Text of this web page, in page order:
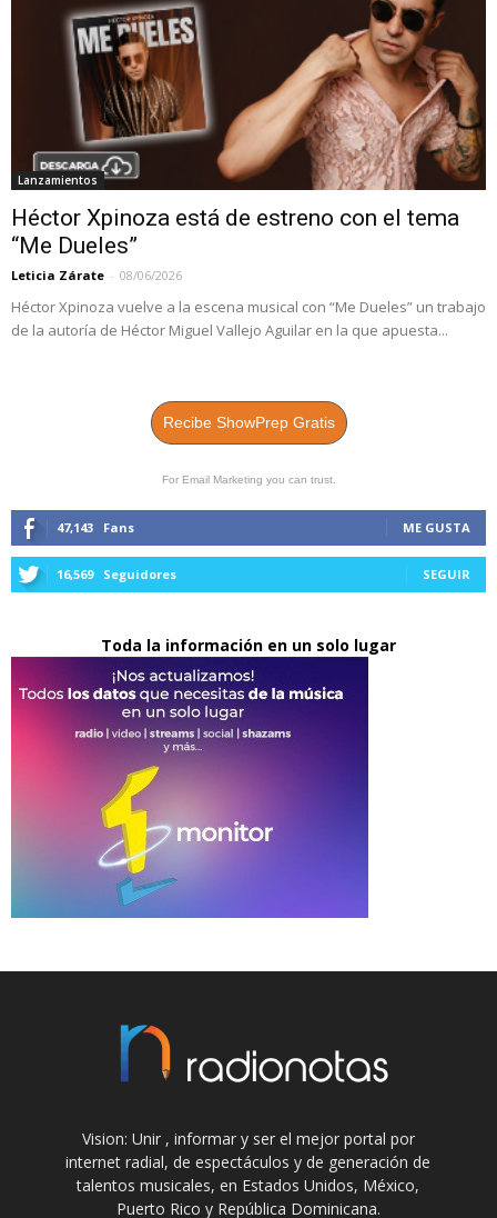
Lanzamientos
Héctor Xpinoza está de estreno con el tema
“Me Dueles”
Leticia Zárate - 08/06/2026
Héctor Xpinoza vuelve a la escena musical con “Me Dueles” un trabajo
de la autoría de Héctor Miguel Vallejo Aguilar en la que apuesta...
Recibe ShowPrep Gratis
For Email Marketing you can trust.
47,143 Fans ME GUSTA
16,569 Seguidores SEGUIR
Toda la información en un solo lugar
Vision: Unir , informar y ser el mejor portal por
internet radial, de espectáculos y de generación de
talentos musicales, en Estados Unidos, México,
Puerto Rico y República Dominicana.